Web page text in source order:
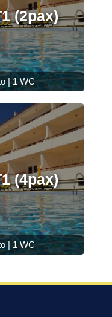
(2pax)
| 1 WC
(4pax)
| 1 WC